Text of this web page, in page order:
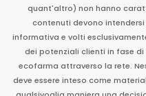
quant'altro) non hanno
contenuti devono
informativa e volti
dei potenziali clienti in fase
ecofarma attraverso la rete.
deve essere inteso come